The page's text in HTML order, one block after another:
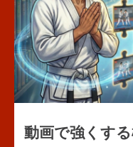
動画で強くす